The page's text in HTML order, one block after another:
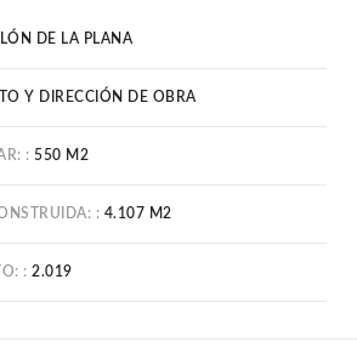
DE LA PLANA
Y DIRECCIÓN DE OBRA
550 M2
4.107 M2
2.019